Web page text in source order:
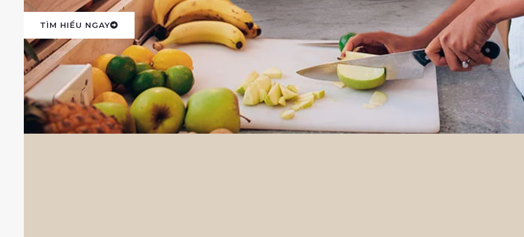
TÌM HIỂU NGAY